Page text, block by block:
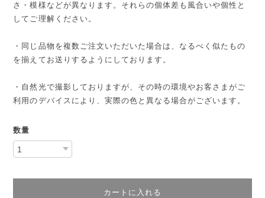
さ・模様などが異なります。それらの個体差も風合いや個性と
してご理解ください。
・同じ品物を複数ご注文いただいた場合は、なるべく似たもの
を揃えてお送りするようにしております。
・自然光で撮影しておりますが、その時の環境やお客さまがご
利用のデバイスにより、実際の色と異なる場合がございます。
数量
カートに入れる